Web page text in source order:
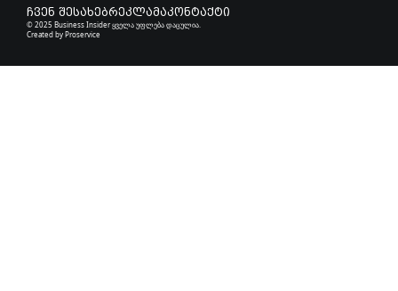
ჩვენ შესახებრეკლამაკონტაქტი
© 2025 Business Insider ყველა უფლება დაცულია.
Created byProservice